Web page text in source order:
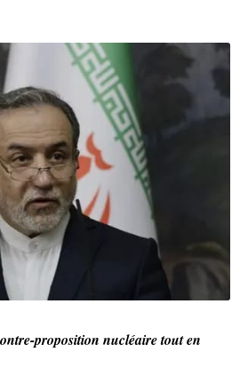
proposition nucléaire tout en